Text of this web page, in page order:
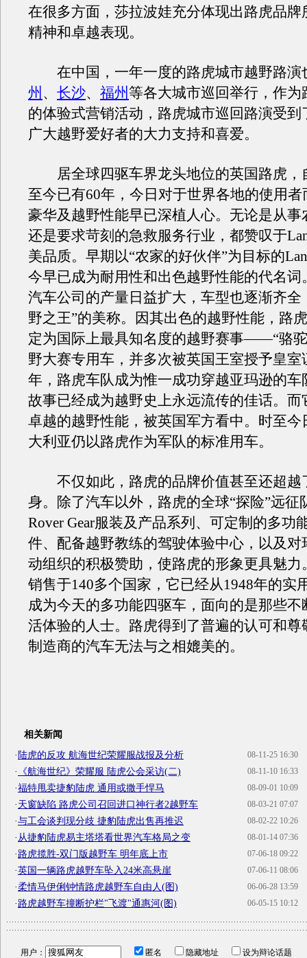
在很多方面，莎拉波娃充分体现出路虎品牌
精神和卓越表现。
在中国，一年一度的路虎城市越野路演
州 、 长沙、 福州等各大城市巡回举行，作为
的体验式营销活动，路虎城市巡回路演受到
广大越野爱好者的大力支持和喜爱。
居全球四驱车界龙头地位的英国路虎，
至今已有60年，今日对于世界各地的使用
豪华及越野性能早已深植人心。无论是从事
还是要求苛刻的急救服务行业，都赞叹于
美品质。早期以“农家的好伙伴”为目标的
今早已成为耐用性和出色越野性能的代名词
汽车公司的产量日益扩大，车型也逐渐齐全
野之王”的美称。因其出色的越野性能，路
定为国际上最具知名度的越野赛事——“骆
野大赛专用车，并多次被英国王室授予皇室
年，路虎车队成为惟一成功穿越亚玛逊的车
故事已经成为越野史上永远流传的佳话。而
卓越的越野性能，被英国军方看中。时至今
大利亚仍以路虎作为军队的标准用车。
不仅如此，路虎的品牌价值甚至还超越
身。除了汽车以外，路虎的全球“探险”远征
Rover Gear服装及产品系列、可定制的多功
件、配备越野教练的驾驶体验中心，以及对
动组织的积极赞助，使路虎的形象更具魅力
销售于140多个国家，它已经从1948年的实
成为今天的多功能四驱车，面向的是那些不
活体验的人士。路虎得到了普遍的认可和尊
制造商的汽车无法与之相媲美的。
相关新闻
08-11-25 16:30
· 陆虎的反攻 航海世纪荣耀服战报及分析
08-11-10 16:33
· 《航海世纪》荣耀服 陆虎公会采访(二)
08-09-01 10:09
·福特甩卖捷豹陆虎 通用或撒手悍马
08-03-21 07:07
·天窗缺陷 路虎公司召回进口神行者2越野车
08-02-22 10:26
·与工会谈判现分歧 捷豹陆虎出售再推迟
08-01-14 07:36
· 从捷豹陆虎易主塔塔看世界汽车格局之变
07-06-18 09:22
·路虎揽胜-双门版越野车 明年底上市
07-06-11 08:06
·英国一辆路虎越野车坠入24米高悬崖
06-06-28 13:59
·柔情马伊俐钟情路虎越野车自由人(图)
06-05-15 10:12
·路虎越野车撞断护栏"飞渡"通惠河(图)
用户： 匿名 隐藏地址
设为辩论话题